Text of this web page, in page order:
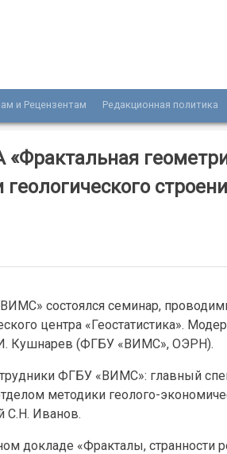
недр»
и Рецензентам Редакционная политика
состоялся семинар,
центра «Геостатистика».
Кушнарев (ФГБУ «ВИМС», ОЭРН).
ФГБУ «ВИМС»: главный
методики геолого-
С.Н. Иванов.
докладе «Фракталы, странности